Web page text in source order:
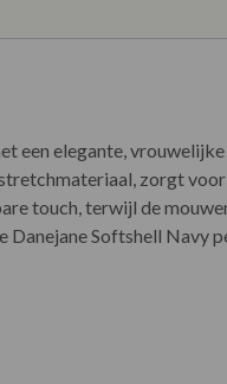
een elegante,
zorgt
touch, terwijl de
Softshell Navy